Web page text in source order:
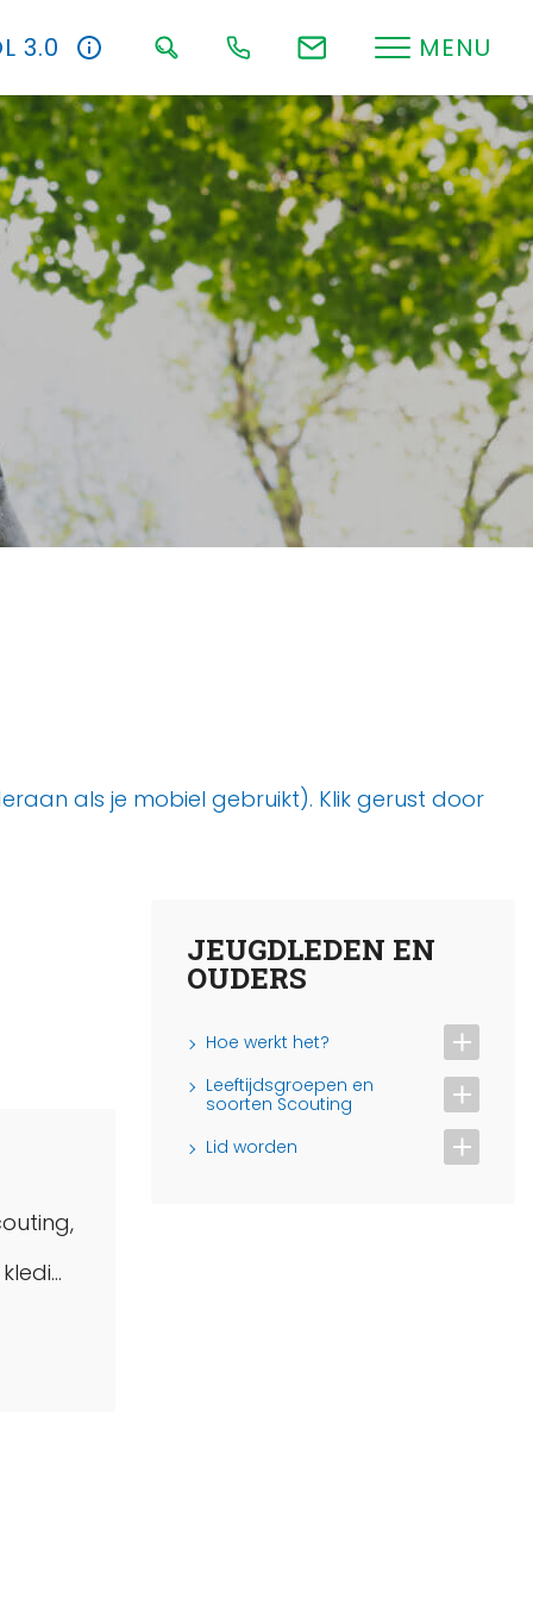
3.0 MENU
als je mobiel gebruikt). Klik gerust door
JEUGDLEDEN EN
OUDERS
Hoe werkt het?
Leeftijdsgroepen en
soorten Scouting
Lid worden